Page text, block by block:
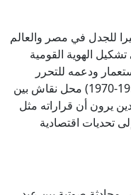
للجدل في مصر والعالم
1952 وساهم في تشكيل الهوية القومية
ودعمه للتحرر
الوطني، ومع ذلك، تظل فترة حكمه (1956-1970) محل نقاش بين
يرون أن قراراته مثل
وهزيمة 1967 أدت إلى تحديات اقتصادية